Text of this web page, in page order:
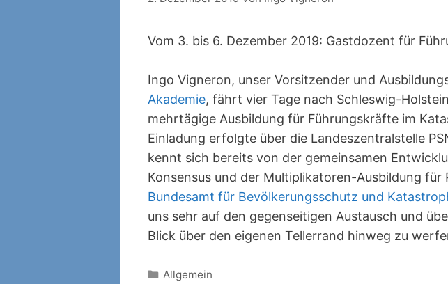
Vom 3. bis 6. Dezember 2019: Gastdozent für
Ingo Vigneron, unser Vorsitzender und
Akademie, fährt vier Tage nach Schleswig-
mehrtägige Ausbildung für Führungskräfte im
Einladung erfolgte über die Landeszentralstelle
kennt sich bereits von der gemeinsamen
Konsensus und der Multiplikatoren-Ausbildung für
Bundesamt für Bevölkerungsschutz und
uns sehr auf den gegenseitigen Austausch und
Blick über den eigenen Tellerrand hinweg zu
Kategorien
Allgemein